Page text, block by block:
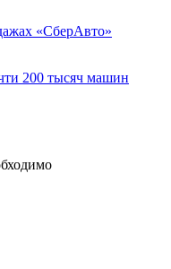
«СберАвто»
200 тысяч машин